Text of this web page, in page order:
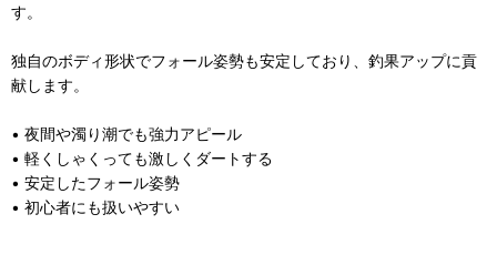
す。
独自のボディ形状でフォール姿勢も安定しており、釣果アップに貢
献します。
• 夜間や濁り潮でも強力アピール
• 軽くしゃくっても激しくダートする
• 安定したフォール姿勢
• 初心者にも扱いやすい